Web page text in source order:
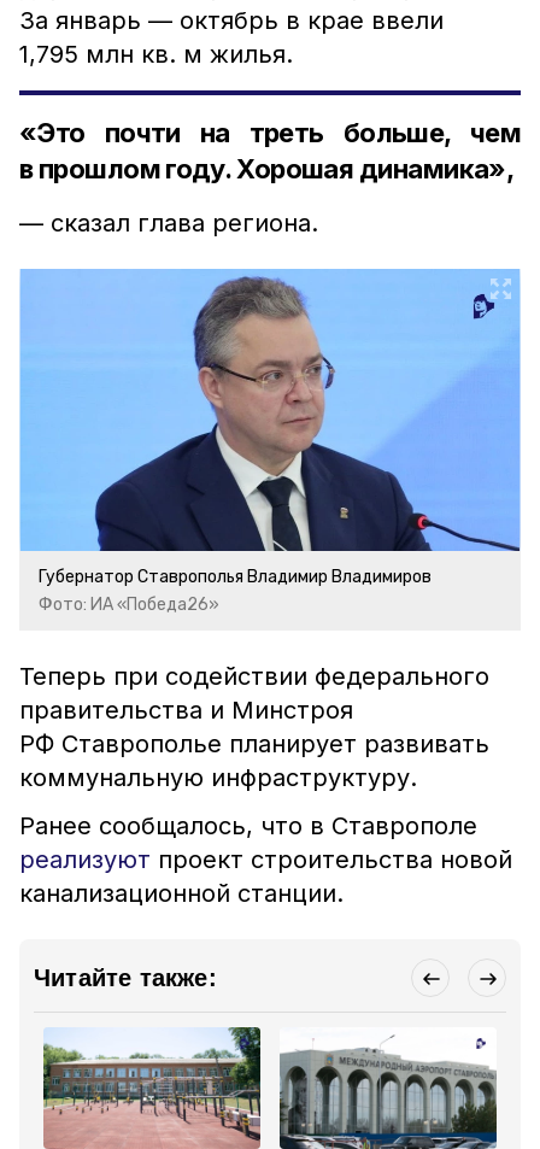
За январь — октябрь в крае ввели
1,795 млн кв. м жилья.
«Это почти на треть больше, чем
в прошлом году. Хорошая динамика»,
— сказал глава региона.
Губернатор Ставрополья Владимир Владимиров
Фото: ИА «Победа26»
Теперь при содействии федерального
правительства и Минстроя
РФ Ставрополье планирует развивать
коммунальную инфраструктуру.
Ранее сообщалось, что в Ставрополе
реализуют проект строительства новой
канализационной станции.
Читайте также: